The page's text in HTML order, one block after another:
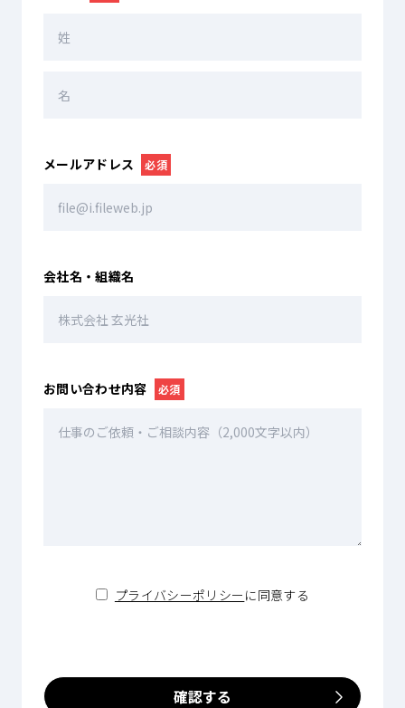
メールアドレス 必須
会社名・組織名
お問い合わせ内容 必須
プライバシーポリシー に同意する
確認する